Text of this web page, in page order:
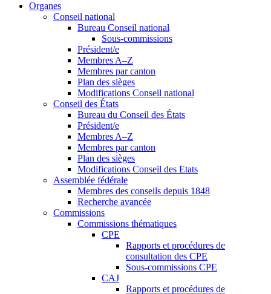
Organes
Conseil national
Bureau Conseil national
Sous-commissions
Président/e
Membres A–Z
Membres par canton
Plan des sièges
Modifications Conseil national
Conseil des États
Bureau du Conseil des États
Président/e
Membres A–Z
Membres par canton
Plan des sièges
Modifications Conseil des Etats
Assemblée fédérale
Membres des conseils depuis 1848
Recherche avancée
Commissions
Commissions thématiques
CPE
Rapports et procédures de
consultation des CPE
Sous-commissions CPE
CAJ
Rapports et procédures de